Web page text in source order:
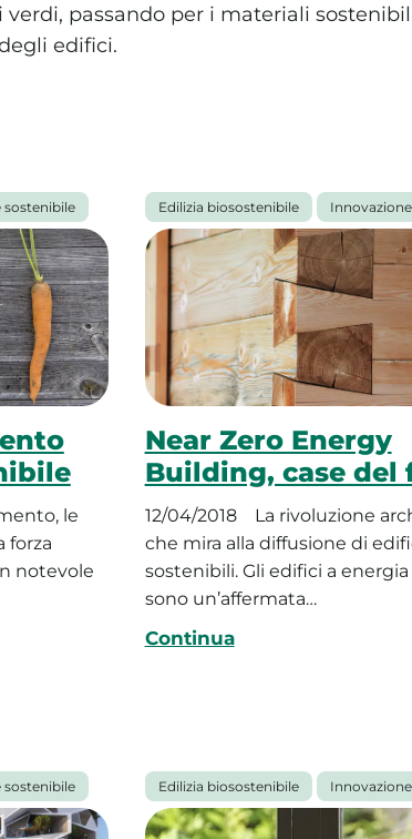
passando per i materiali
edifici.
sostenibile
le
forza
notevole
Edilizia biosostenibile
Near Zero Energy
Building, case del
12/04/2018
La rivoluzione
che mira alla diffusione di
sostenibili. Gli edifici a energia
sono un’affermata…
Continua
sostenibile Edilizia biosostenibile